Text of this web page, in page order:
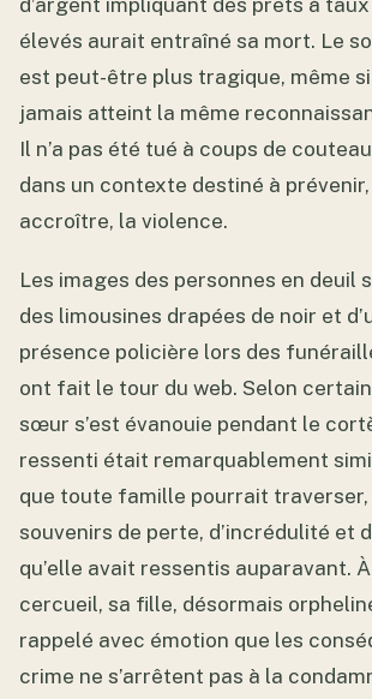
d’argent impliquant des prêts à
élevés aurait entraîné sa mort. Le
est peut-être plus tragique, même si
jamais atteint la même
Il n’a pas été tué à coups de
dans un contexte destiné à
accroître, la violence.
Les images des personnes en deuil
des limousines drapées de noir et
présence policière lors des
ont fait le tour du web. Selon
sœur s’est évanouie pendant le
ressenti était remarquablement
que toute famille pourrait
souvenirs de perte, d’incrédulité et
qu’elle avait ressentis auparavant.
cercueil, sa fille, désormais
rappelé avec émotion que les
crime ne s’arrêtent pas à la